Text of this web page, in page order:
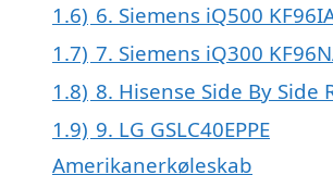
1.6) 6. Siemens iQ500
1.7) 7. Siemens iQ300
1.8) 8. Hisense Side By Side
1.9) 9. LG GSLC40EPPE
Amerikanerkøleskab